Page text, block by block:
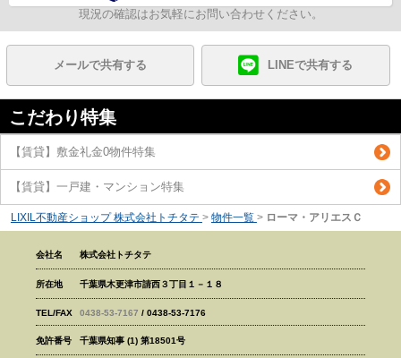
現況の確認はお気軽にお問い合わせください。
メールで共有する LINEで共有する
こだわり特集
【賃貸】敷金礼金0物件特集
【賃貸】一戸建・マンション特集
LIXIL不動産ショップ 株式会社トチタテ > 物件一覧 > ローマ・アリエスＣ
会社名 株式会社トチタテ
所在地 千葉県木更津市請西３丁目１－１８
TEL/FAX 0438-53-7167 / 0438-53-7176
免許番号 千葉県知事 (1) 第18501号